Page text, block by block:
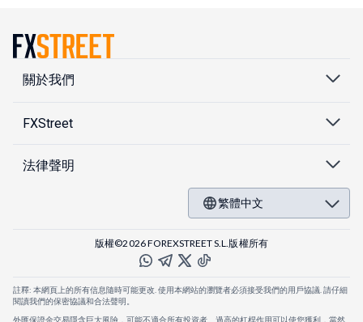
關於我們
FXStreet
法律聲明
繁體中文
版權©2026 FOREXSTREET S.L.版權所有
註釋: 本網頁上的所有信息隨時可能更改. 使用本網站的瀏覽者必須接受我們的用戶協議. 請仔細
閱讀我們的保密協議和合法聲明。
外匯保證金交易隱含巨大風險，可能不適合所有投資者。過高的杠桿作用可以使您獲利，當然